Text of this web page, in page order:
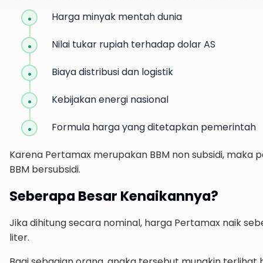
Harga minyak mentah dunia
Nilai tukar rupiah terhadap dolar AS
Biaya distribusi dan logistik
Kebijakan energi nasional
Formula harga yang ditetapkan pemerintah
Karena Pertamax merupakan BBM non subsidi, maka
BBM bersubsidi.
Seberapa Besar Kenaikannya?
Jika dihitung secara nominal, harga Pertamax naik
liter.